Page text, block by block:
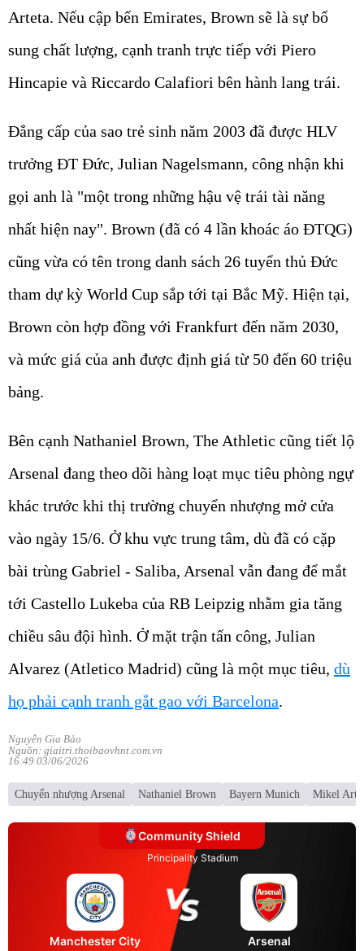
Arteta. Nếu cập bến Emirates, Brown sẽ là sự bổ
sung chất lượng, cạnh tranh trực tiếp với Piero
Hincapie và Riccardo Calafiori bên hành lang trái.
Đẳng cấp của sao trẻ sinh năm 2003 đã được HLV
trưởng ĐT Đức, Julian Nagelsmann, công nhận khi
gọi anh là "một trong những hậu vệ trái tài năng
nhất hiện nay". Brown (đã có 4 lần khoác áo ĐTQG)
cũng vừa có tên trong danh sách 26 tuyển thủ Đức
tham dự kỳ World Cup sắp tới tại Bắc Mỹ. Hiện tại,
Brown còn hợp đồng với Frankfurt đến năm 2030,
và mức giá của anh được định giá từ 50 đến 60 triệu
bảng.
Bên cạnh Nathaniel Brown, The Athletic cũng tiết lộ
Arsenal đang theo dõi hàng loạt mục tiêu phòng ngự
khác trước khi thị trường chuyển nhượng mở cửa
vào ngày 15/6. Ở khu vực trung tâm, dù đã có cặp
bài trùng Gabriel - Saliba, Arsenal vẫn đang để mắt
tới Castello Lukeba của RB Leipzig nhằm gia tăng
chiều sâu đội hình. Ở mặt trận tấn công, Julian
Alvarez (Atletico Madrid) cũng là một mục tiêu, dù
họ phải cạnh tranh gắt gao với Barcelona.
Nguyễn Gia Bảo
Nguồn: giaitri.thoibaovhnt.com.vn
16:49 03/06/2026
Chuyển nhượng Arsenal Nathaniel Brown Bayern Munich Mikel
Community Shield
Principality Stadium
Manchester City Arsenal